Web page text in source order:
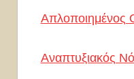
Απλοποιημένος
Αναπτυξιακός